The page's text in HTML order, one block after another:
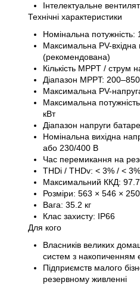
Інтелектуальне
Технічні характеристики
Номінальна потужність:
Максимальна PV-вхідна
(рекомендована)
Кількість MPPT / струм
Діапазон MPPT:
Максимальна PV-
Максимальна
кВт
Діапазон напруги
Номінальна вихідна
або 230/400 В
Час перемикання на
THDi / THDv: < 3% / < 3%
Максимальний ККД:
Розміри: 563 × 546 ×
Вага: 35.2 кг
Клас захисту: IP66
Для кого
Власників великих
систем з накопиченням
Підприємств малого
резервному живленні